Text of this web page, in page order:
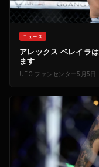
ニュース
アレックス ペレイラ
ます
UFC ファンセンター5月5日